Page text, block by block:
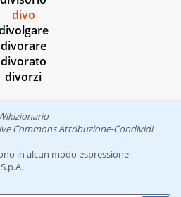
divo
divorare
divorato
divorzi
Commons Attribuzione-Condividi
in alcun modo espressione